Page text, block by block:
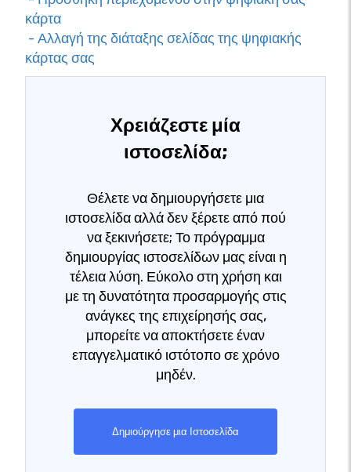
κάρτα
- Αλλαγή της διάταξης σελίδας της ψηφιακής
κάρτας σας
Χρειάζεστε μία
ιστοσελίδα;
Θέλετε να δημιουργήσετε μια
ιστοσελίδα αλλά δεν ξέρετε από πού
να ξεκινήσετε; Το πρόγραμμα
δημιουργίας ιστοσελίδων μας είναι η
τέλεια λύση. Εύκολο στη χρήση και
με τη δυνατότητα προσαρμογής στις
ανάγκες της επιχείρησής σας,
μπορείτε να αποκτήσετε έναν
επαγγελματικό ιστότοπο σε χρόνο
μηδέν.
Δημιούργησε μια Ιστοσελίδα